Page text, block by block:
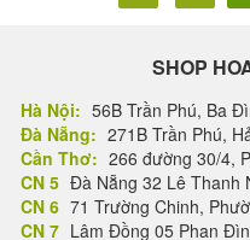
SHOP
Hà Nội: 56B Trần Phú, Ba
Đà Nẵng: 271B Trần Phú,
Cần Thơ: 266 đường 30/4,
CN 5 Đà Nẵng 32 Lê Thanh
CN 6 71 Trường Chinh,
CN 7 Lâm Đồng 05 Phan